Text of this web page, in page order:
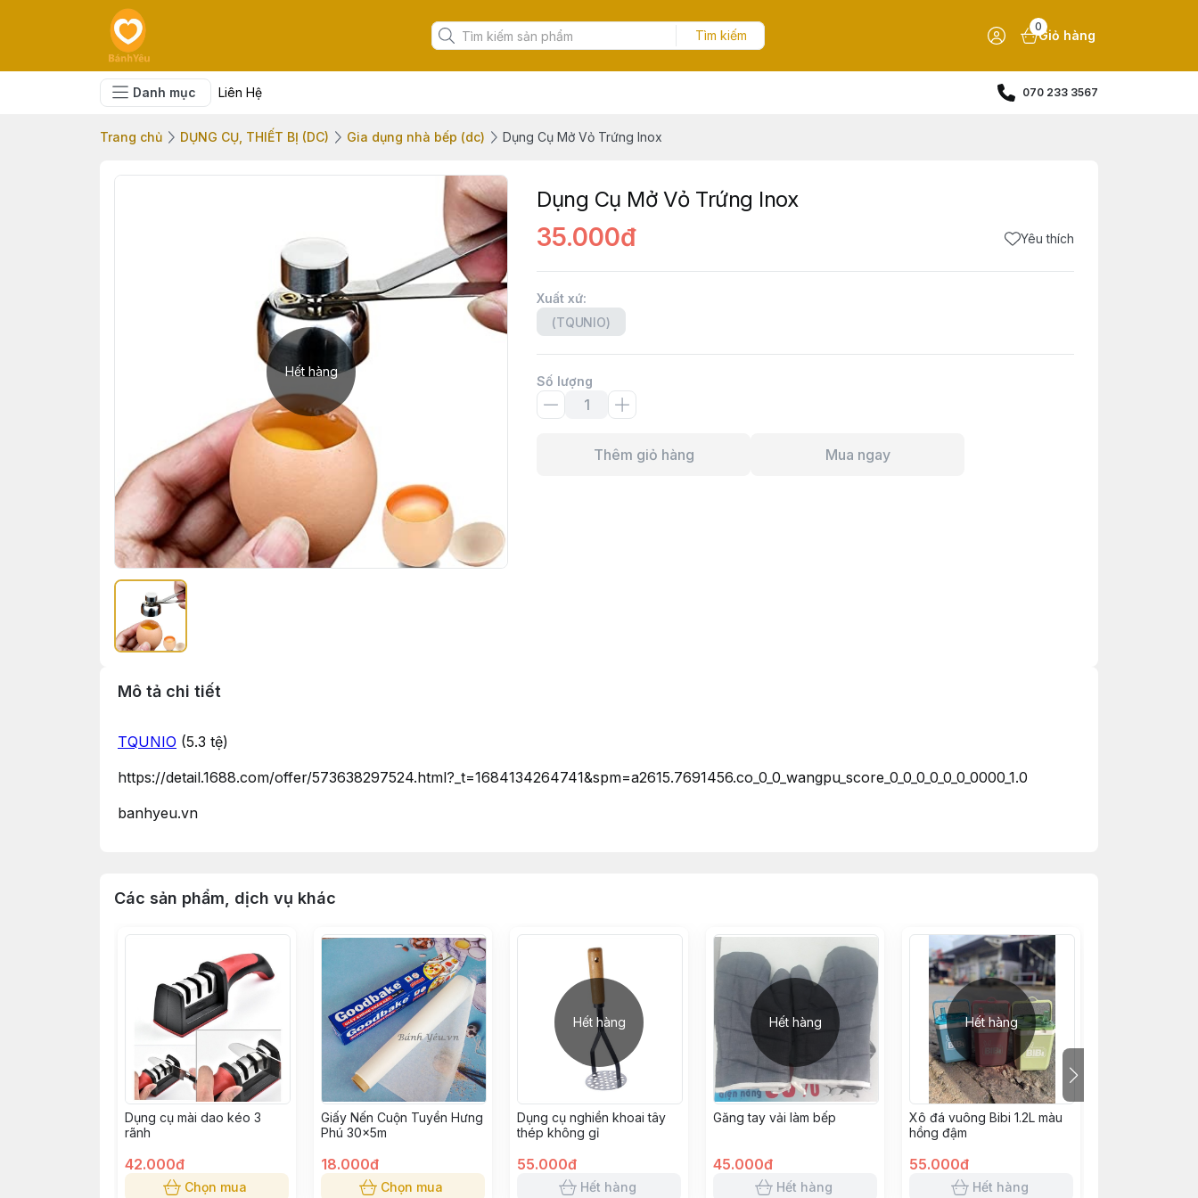
Tìm kiếm
0
Giỏ hàng
Danh mục Liên Hệ 070 233 3567
Trang chủ DỤNG CỤ, THIẾT BỊ (DC) Gia dụng nhà bếp (dc) Dụng Cụ Mở Vỏ Trứng Inox
Hết hàng
Dụng Cụ Mở Vỏ Trứng Inox
35.000đ Yêu thích
Xuất xứ:
(TQUNIO)
Số lượng
Thêm giỏ hàng Mua ngay
Mô tả chi tiết
TQUNIO (5.3 tệ)
https://detail.1688.com/offer/573638297524.html?_t=1684134264741&spm=a2615.7691456.co_0_0_wangpu_score_0_0_0_0_0_0_0000_1.0
banhyeu.vn
Các sản phẩm, dịch vụ khác
Dụng cụ mài dao kéo 3
rãnh
42.000đ
Chọn mua
Giấy Nến Cuộn Tuyền Hưng
Phú 30x5m
18.000đ
Chọn mua
Hết hàng
Dụng cụ nghiền khoai tây
thép không gỉ
55.000đ
Hết hàng
Hết hàng
Găng tay vải làm bếp
45.000đ
Hết hàng
Hết hàng
Xô đá vuông Bibi 1.2L màu
hồng đậm
55.000đ
Hết hàng